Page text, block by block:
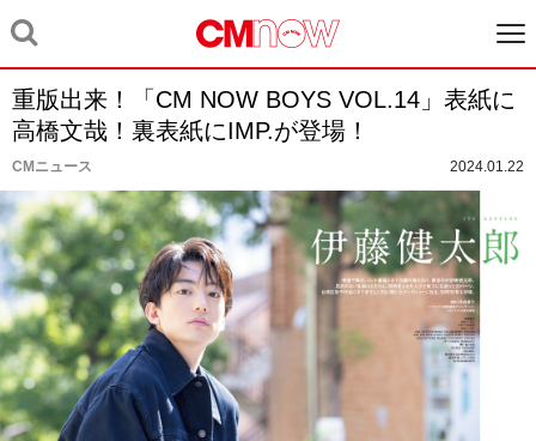
重版出来！「CM NOW BOYS VOL.14」表紙に
高橋文哉！裏表紙にIMP.が登場！
CMニュース 2024.01.22